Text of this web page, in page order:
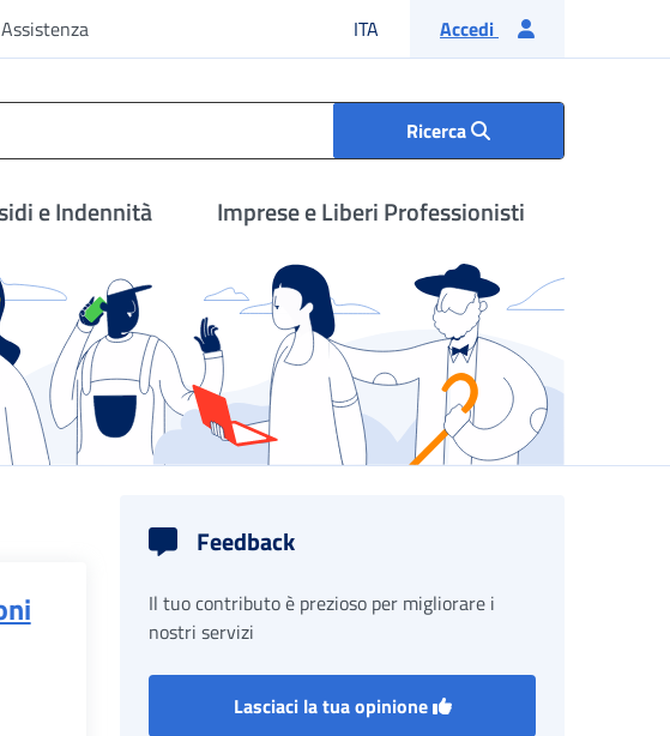
Assistenza ITA Lingua italiana
Accedi
Ricerca
e Indennità Imprese e Liberi Professionisti
Feedback
Il tuo contributo è prezioso per migliorare i
nostri servizi
Lasciaci la tua opinione